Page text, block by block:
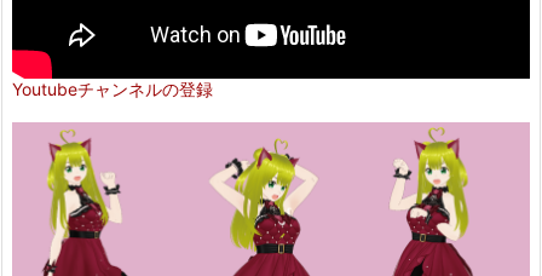
Youtubeチャンネルの登録